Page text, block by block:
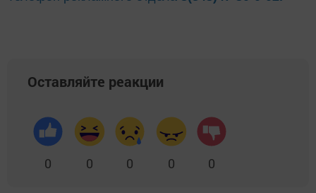
Оставляйте реакции
0 0 0 0 0